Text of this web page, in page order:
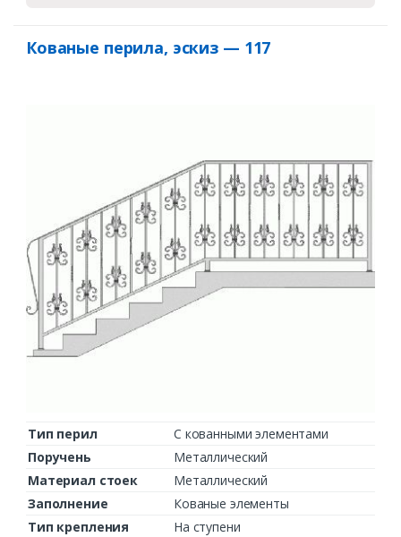
Кованые перила, эскиз — 117
Тип перил
С кованными элементами
Поручень
Металлический
Материал стоек
Металлический
Заполнение
Кованые элементы
Тип крепления
На ступени